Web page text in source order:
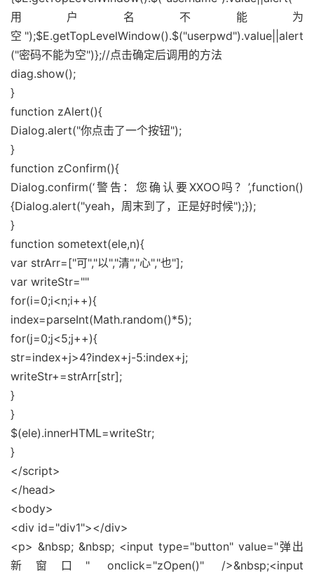
用户名不能为
空");$E.getTopLevelWindow().$("userpwd").value||alert
("密码不能为空")};//点击确定后调用的方法
diag.show();
}
function zAlert(){
Dialog.alert("你点击了一个按钮");
}
function zConfirm(){
Dialog.confirm(‘警告：您确认要XXOO吗？’,function()
{Dialog.alert("yeah，周末到了，正是好时候");});
}
function sometext(ele,n){
var strArr=["可","以","清","心","也"];
var writeStr=""
for(i=0;i<n;i++){
index=parseInt(Math.random()*5);
for(j=0;j<5;j++){
str=index+j>4?index+j-5:index+j;
writeStr+=strArr[str];
}
}
$(ele).innerHTML=writeStr;
}
</script>
</head>
<body>
<div id="div1"></div>
<p> &nbsp; &nbsp; <input type="button" value="弹出
新窗口" onclick="zOpen()" />&nbsp;<input